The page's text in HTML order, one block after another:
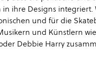
in ihre Designs integriert.
und für die
und Künstlern
Debbie Harry